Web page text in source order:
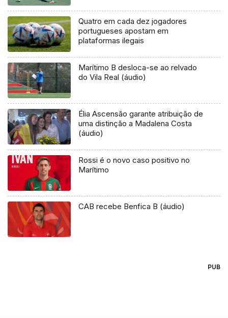
Quatro em cada dez jogadores
portugueses apostam em
plataformas ilegais
Marítimo B desloca-se ao relvado
do Vila Real (áudio)
Élia Ascensão garante atribuição de
uma distinção a Madalena Costa
(áudio)
Rossi é o novo caso positivo no
Marítimo
CAB recebe Benfica B (áudio)
PUB